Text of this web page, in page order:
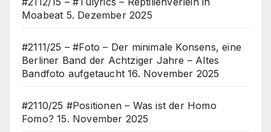
Moabeat 5. Dezember 2025
#2111/25 – #Foto – Der minimale Konsens, eine
Berliner Band der Achtziger Jahre – Altes
Bandfoto aufgetaucht 16. November 2025
#2110/25 #Positionen – Was ist der Homo
Fomo? 15. November 2025